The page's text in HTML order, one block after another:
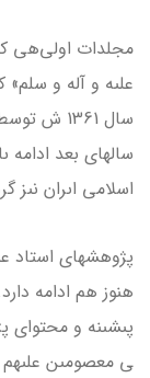
مجلدات اولى‌ه­ى
علىه و آله و سلم»
سال
سال­هاى بعد
اسلامى اىران نىز
پژوهش­هاى استاد
هنوز هم ادامه
ى معصومىن علىهم